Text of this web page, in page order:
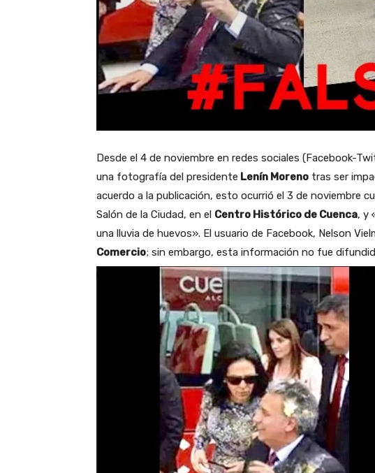
Desde el 4 de noviembre en redes sociales (Facebook-
una fotografía del presidente Lenín Moreno tras ser
acuerdo a la publicación, esto ocurrió el 3 de noviembre
Salón de la Ciudad, en el Centro Histórico de Cuenca, y
una lluvia de huevos». El usuario de Facebook, Nelson
Comercio; sin embargo, esta información no fue